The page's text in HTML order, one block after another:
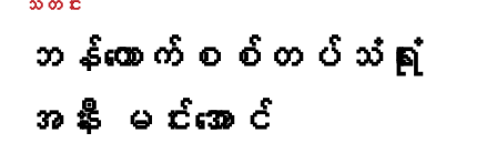
ဘန်​ကောက်စစ်တပ်သံရုံး
အနီး မင်း​အောင်